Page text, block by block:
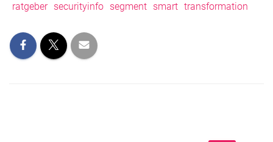
ratgeber securityinfo segment smart transformation